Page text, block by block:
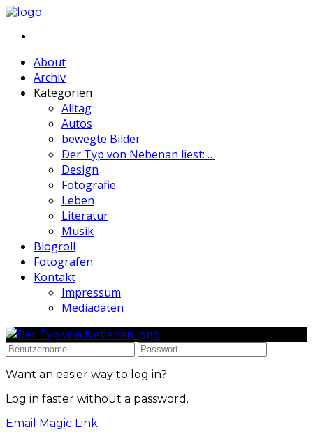
About
Archiv
Kategorien
Alltag
Autos
bewegte Bilder
Der Typ von Nebenan liest: …
Design
Fotografie
Leben
Literatur
Musik
Blogroll
Fotografen
Kontakt
Impressum
Mediadaten
Want an easier way to log in?
Log in faster without a password.
Email Magic Link